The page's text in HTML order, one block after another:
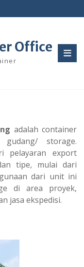
Office
adalah container
storage.
pelayaran export
tipe, mulai dari
dari unit ini
di area proyek,
jasa ekspedisi.